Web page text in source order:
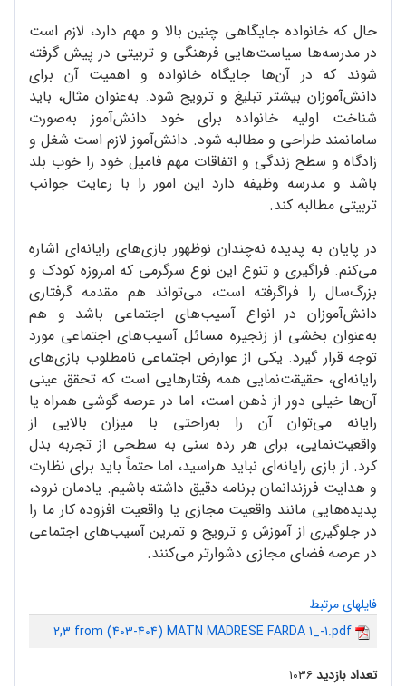
حال که خانواده جایگاهی چنین بالا و مهم دارد، لازم است
در مدرسه‌ها سیاست‌هایی فرهنگی و تربیتی در پیش گرفته
شوند که در آن‌ها جایگاه خانواده و اهمیت آن برای
دانش‌آموزان بیشتر تبلیغ و ترویج شود. به‌عنوان مثال، باید
شناخت اولیه خانواده برای خود دانش‌آموز به‌صورت
سامانمند طراحی و مطالبه شود. دانش‌آموز لازم است شغل و
زادگاه و سطح زندگی و اتفاقات مهم فامیل خود را خوب بلد
باشد و مدرسه وظیفه دارد این امور را با رعایت جوانب
تربیتی مطالبه کند.
در پایان به پدیده نه‌چندان نوظهور بازی‌های رایانه‌ای اشاره
می‌کنم. فراگیری و تنوع این نوع سرگرمی که امروزه کودک و
بزرگ‌سال را فراگرفته است، می‌تواند هم مقدمه گرفتاری
دانش‌آموزان در انواع آسیب‌های اجتماعی باشد و هم
به‌عنوان بخشی از زنجیره مسائل آسیب‌های اجتماعی مورد
توجه قرار گیرد. یکی از عوارض اجتماعی نامطلوب بازی‌های
رایانه‌ای، حقیقت‌نمایی همه رفتارهایی است که تحقق عینی
آن‌ها خیلی دور از ذهن است، اما در عرصه گوشی همراه یا
رایانه می‌توان آن را به‌راحتی با میزان بالایی از
واقعیت‌نمایی، برای هر رده سنی به سطحی از تجربه بدل
کرد. از بازی رایانه‌ای نباید هراسید، اما حتماً باید برای نظارت
و هدایت فرزندانمان برنامه دقیق داشته باشیم. یادمان نرود،
پدیده‌هایی مانند واقعیت مجازی یا واقعیت افزوده کار ما را
در جلوگیری از آموزش و ترویج و تمرین آسیب‌های اجتماعی
در عرصه فضای مجازی دشوارتر می‌کنند.
فایلهای مرتبط
2,3 from (403-404) MATN MADRESE FARDA 1_-1.pdf
تعداد بازدید۱۰۳۶